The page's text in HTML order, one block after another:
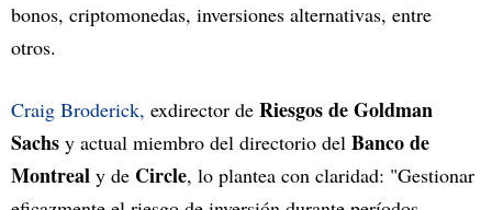
bonos, criptomonedas, inversiones alternativas, entre
otros.
Craig Broderick, exdirector de Riesgos de Goldman
Sachs y actual miembro del directorio del Banco de
Montreal y de Circle, lo plantea con claridad: "Gestionar